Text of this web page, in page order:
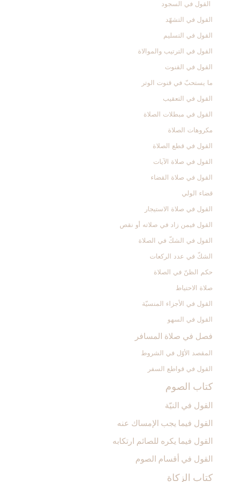
القول في السجود
القول في التشهّد
القول في التسليم‏
القول في الترتيب والموالاة
القول في القنوت‏
ما يستحبّ في قنوت الوتر
القول في التعقيب‏
القول في مبطلات الصلاة
مكروهات الصلاة
القول في قطع الصلاة
القول في صلاة الآيات‏
القول في صلاة القضاء
قضاء الولي‏
القول في صلاة الاستيجار
القول فيمن زاد في صلاته أو نقص‏
القول في الشكّ في الصلاة
الشكّ في عدد الركعات‏
حكم الظنّ في الصلاة
صلاة الاحتياط
القول في الأجزاء المنسيّة
القول في السهو
فصل في صلاة المسافر
المقصد الأوّل في الشروط
القول في قواطع السفر
كتاب الصوم‏
القول في النيّة
القول فيما يجب الإمساك عنه‏
القول فيما يكره للصائم ارتكابه‏
القول في أقسام الصوم‏
كتاب الزكاة